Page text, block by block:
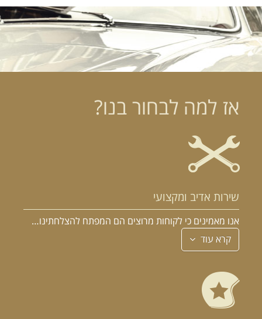
אז למה לבחור בנו?
שירות אדיב ומקצועי
אנו מאמינים כי לקוחות מרוצים הם המפתח להצלחתינו…
קרא עוד
הרכב הוא האהבה הראשונה שלך?
במקום לקבל שטויות במייל, הירשם ותתחיל לקבל מאיתנו אהבה מוטורית